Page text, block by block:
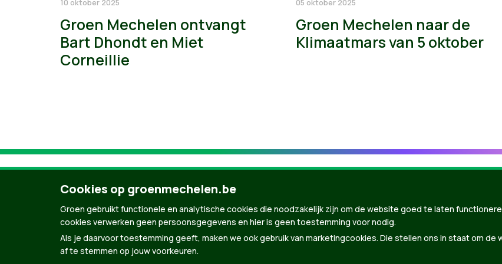
10 oktober 2025
Groen Mechelen ontvangt
Bart Dhondt en Miet
Corneillie
05 oktober 2025
Groen Mechelen naar de
Klimaatmars van 5 oktober
Cookies op groenmechelen.be
Groen gebruikt functionele en analytische cookies die noodzakelijk zijn om de website goed te laten
cookies verwerken geen persoonsgegevens en hier is geen toestemming voor nodig.
Als je daarvoor toestemming geeft, maken we ook gebruik van marketingcookies. Die stellen ons in staat om de
af te stemmen op jouw voorkeuren.